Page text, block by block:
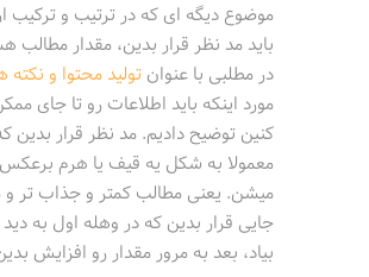
موضوع دیگه ای که در ترتیب و ترکیب
باید مد نظر قرار بدین، مقدار مطالب
در مطلبی با عنوان تولید محتوا و
مورد اینکه باید اطلاعات رو تا جای
کنین توضیح دادیم. مد نظر قرار بدین
معمولا به شکل یه قیف یا هرم برعکس
میشن. یعنی مطالب کمتر و جذاب تر و
جایی قرار بدین که در وهله اول به
بیاد، بعد به مرور مقدار رو افزایش